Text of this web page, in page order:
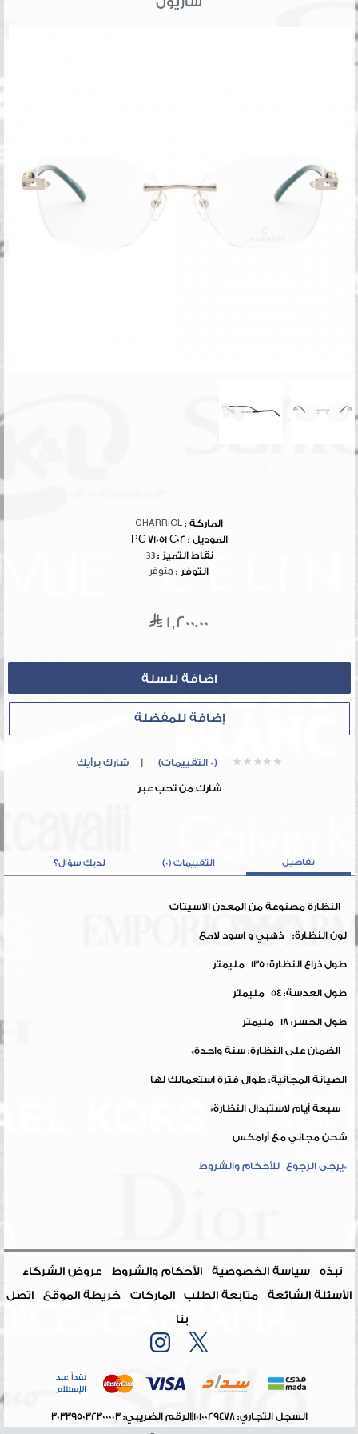
الماركة : CHARRIOL
الموديل : PC 71051 C02
نقاط التميز : 33
التوفر :متوفر
1,200.00
إضافة للمفضلة
(0 التقييمات) |شارك برأيك
شارك من تحب عبر
تفاصيل التقييمات (0) لديك سؤال؟
النظارة مصنوعة من المعدن الاسيتات
لون النظارة: ذهبي و اسود لامع
طول ذراع النظارة: 135 مليمتر
طول العدسة: 54 مليمتر
طول الجسر: 18 مليمتر
الضمان على النظارة: سنة واحدة*
الصيانة المجانية: طوال فترة استعمالك لها
سبعة أيام لاستبدال النظارة*
شحن مجاني مع أرامكس
*يرجى الرجوع للأحكام والشروط
نبذه سياسة الخصوصية الأحكام والشروط
عروض الشركاء
الأسئلة الشائعة
متابعة الطلب الماركات خريطة الموقع
اتصل
بنا
السجل التجاري: 1010029478 |الرقم الضريبي: 303395032300003